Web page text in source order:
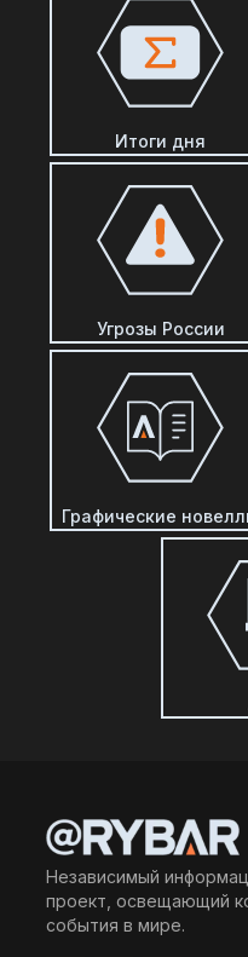
Итоги дня
Угрозы России
Графические
Независимый
проект, освещающий
события в мире.